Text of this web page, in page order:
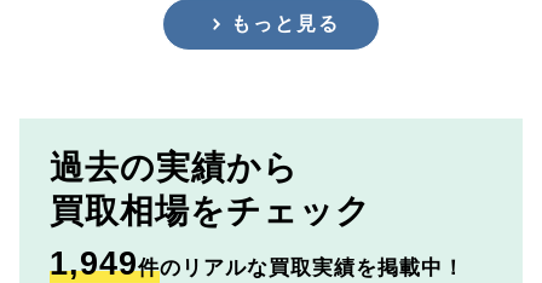
もっと見る
過去の実績から
買取相場をチェック
1,949件のリアルな買取実績を掲載中！